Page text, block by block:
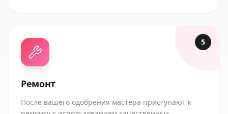
5
Ремонт
После вашего одобрения мастера приступают к